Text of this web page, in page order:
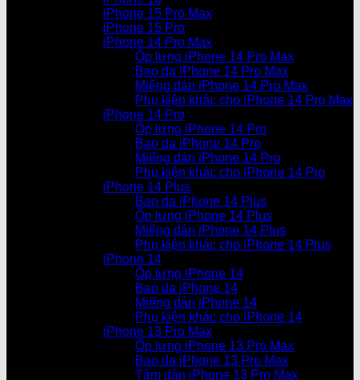
iPhone 15 Pro Max
iPhone 15 Pro
iPhone 14 Pro Max
Ốp lưng iPhone 14 Pro Max
Bao da iPhone 14 Pro Max
Miếng dán iPhone 14 Pro Max
Phụ kiện khác cho iPhone 14 Pro Max
iPhone 14 Pro
Ốp lưng iPhone 14 Pro
Bao da iPhone 14 Pro
Miếng dán iPhone 14 Pro
Phụ kiện khác cho iPhone 14 Pro
iPhone 14 Plus
Bao da iPhone 14 Plus
Ốp lưng iPhone 14 Plus
Miếng dán iPhone 14 Plus
Phụ kiện khác cho iPhone 14 Plus
iPhone 14
Ốp lưng iPhone 14
Bao da iPhone 14
Miếng dán iPhone 14
Phụ kiện khác cho iPhone 14
iPhone 13 Pro Max
Ốp lưng iPhone 13 Pro Max
Bao da iPhone 13 Pro Max
Tấm dán iPhone 13 Pro Max